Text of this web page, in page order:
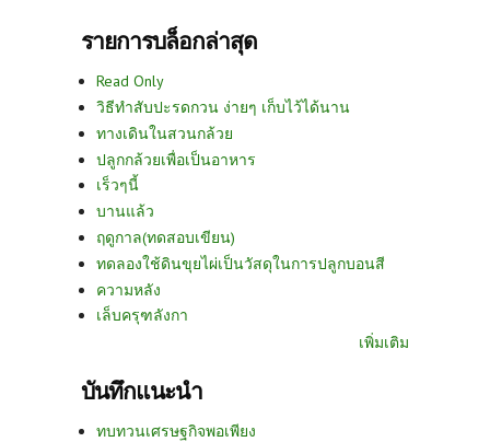
รายการบล็อกล่าสุด
Read Only
วิธีทำสับปะรดกวน ง่ายๆ เก็บไว้ได้นาน
ทางเดินในสวนกล้วย
ปลูกกล้วยเพื่อเป็นอาหาร
เร็วๆนี้
บานแล้ว
ฤดูกาล(ทดสอบเขียน)
ทดลองใช้ดินขุยไผ่เป็นวัสดุในการปลูกบอนสี
ความหลัง
เล็บครุฑลังกา
เพิ่มเติม
บันทึกแนะนำ
ทบทวนเศรษฐกิจพอเพียง